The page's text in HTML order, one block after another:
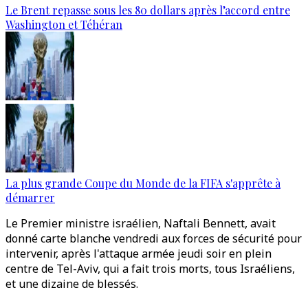
Le Brent repasse sous les 80 dollars après l’accord entre
Washington et Téhéran
La plus grande Coupe du Monde de la FIFA s'apprête à
démarrer
Le Premier ministre israélien, Naftali Bennett, avait
donné carte blanche vendredi aux forces de sécurité pour
intervenir, après l'attaque armée jeudi soir en plein
centre de Tel-Aviv, qui a fait trois morts, tous Israéliens,
et une dizaine de blessés.